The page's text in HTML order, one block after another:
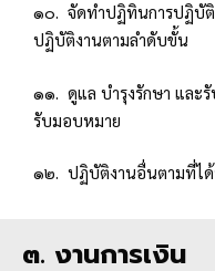
๑๐. จัดทำปฏิทินการปฏิบัติ
ปฏิบัติงานตามลำดับขั้น
๑๑. ดูแล บำรุงรักษา และ
รับมอบหมาย
๑๒. ปฏิบัติงานอื่นตามที่ไ
๓. งานการเงิน